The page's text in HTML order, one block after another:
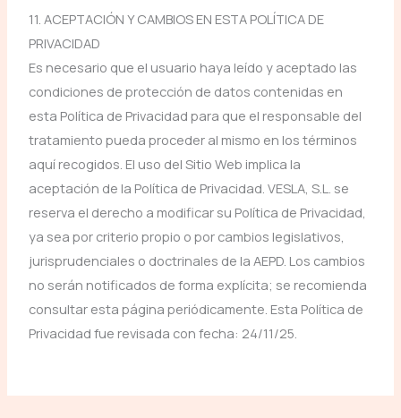
11. ACEPTACIÓN Y CAMBIOS EN ESTA POLÍTICA DE
PRIVACIDAD
Es necesario que el usuario haya leído y aceptado las
condiciones de protección de datos contenidas en
esta Política de Privacidad para que el responsable del
tratamiento pueda proceder al mismo en los términos
aquí recogidos. El uso del Sitio Web implica la
aceptación de la Política de Privacidad. VESLA, S.L. se
reserva el derecho a modificar su Política de Privacidad,
ya sea por criterio propio o por cambios legislativos,
jurisprudenciales o doctrinales de la AEPD. Los cambios
no serán notificados de forma explícita; se recomienda
consultar esta página periódicamente. Esta Política de
Privacidad fue revisada con fecha: 24/11/25.